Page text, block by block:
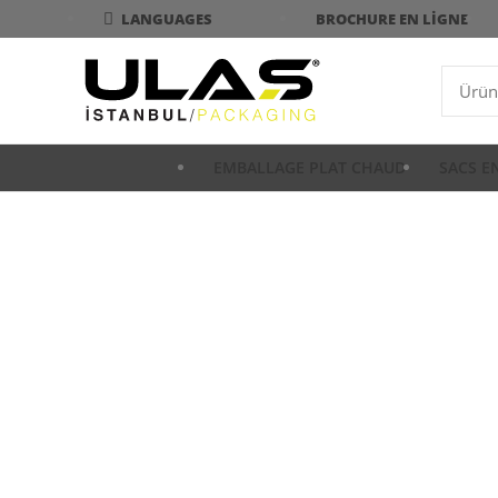
LANGUAGES BROCHURE EN LIGNE
EMBALLAGE PLAT CHAUD SACS